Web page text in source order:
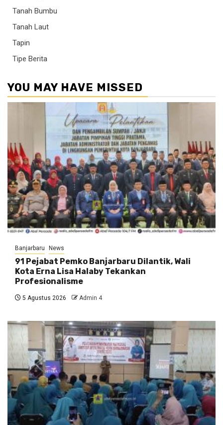
Tanah Bumbu
Tanah Laut
Tapin
Tipe Berita
YOU MAY HAVE MISSED
Banjarbaru News
91 Pejabat Pemko Banjarbaru Dilantik, Wali
Kota Erna Lisa Halaby Tekankan
Profesionalisme
5 Agustus 2026 Admin 4